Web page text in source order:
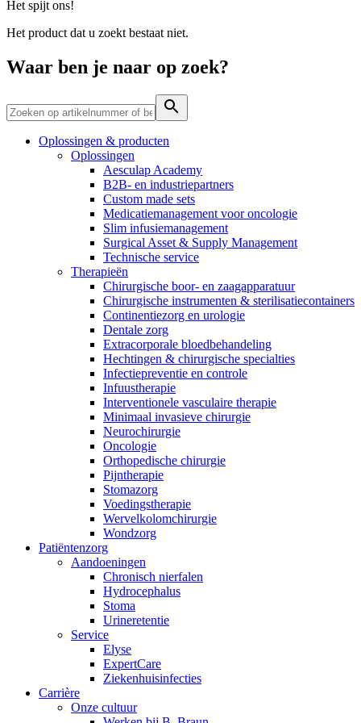
Productassortiment
Vind het product dat je zoekt. Bekijk hier het complete
productassortiment.
Op een fijne plek goede nierzorg krijgen.
Contact
Heb je een vraag? Neem contact met ons op.
Het spijt ons!
Het product dat u zoekt bestaat niet.
Waar ben je naar op zoek?
Oplossingen & producten
Oplossingen
Aesculap Academy
B2B- en industriepartners
Custom made sets
Medicatiemanagement voor oncologie
Slim infusiemanagement
Surgical Asset & Supply Management
Technische service
Therapieën
Chirurgische boor- en zaagapparatuur
Chirurgische instrumenten & sterilisatiecontainers
Continentiezorg en urologie
Dentale zorg
Extracorporale bloedbehandeling
Hechtingen & chirurgische specialties
Infectiepreventie en controle
Infuustherapie
Interventionele vasculaire therapie
Minimaal invasieve chirurgie
Neurochirurgie
Oncologie
Orthopedische chirurgie
Pijntherapie
Stomazorg
Voedingstherapie
Wervelkolomchirurgie
Wondzorg
Patiëntenzorg
Aandoeningen
Chronisch nierfalen
​​Hydrocephalus
Stoma
Urineretentie
Service
Elyse
ExpertCare
Ziekenhuisinfecties
Carrière
Onze cultuur